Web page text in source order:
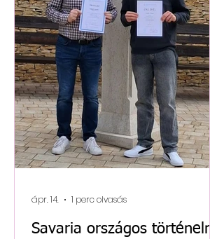
Savaria országos történelmi
ápr. 14. 1 perc olvasás